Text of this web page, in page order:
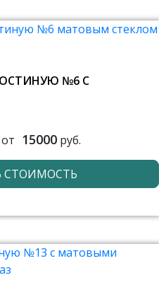
№6 С
15000руб.
СТОИМОСТЬ